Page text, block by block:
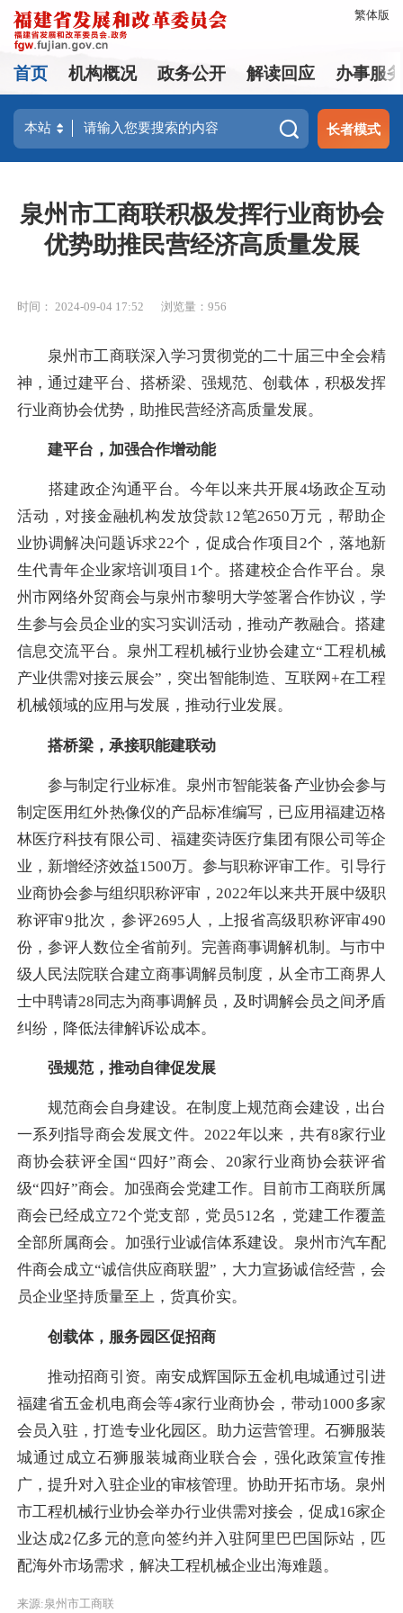
繁体版
首页 机构概况 政务公开 解读回应 办事服
长者模式
泉州市工商联积极发挥行业商协会
优势助推民营经济高质量发展
时间： 2024-09-04 17:52 浏览量：956
泉州市工商联深入学习贯彻党的二十届三中全会精
神，通过建平台、搭桥梁、强规范、创载体，积极发挥
行业商协会优势，助推民营经济高质量发展。
建平台，加强合作增动能
搭建政企沟通平台。今年以来共开展4场政企互动
活动，对接金融机构发放贷款12笔2650万元，帮助企
业协调解决问题诉求22个，促成合作项目2个，落地新
生代青年企业家培训项目1个。搭建校企合作平台。泉
州市网络外贸商会与泉州市黎明大学签署合作协议，学
生参与会员企业的实习实训活动，推动产教融合。搭建
信息交流平台。泉州工程机械行业协会建立“工程机械
产业供需对接云展会”，突出智能制造、互联网+在工程
机械领域的应用与发展，推动行业发展。
搭桥梁，承接职能建联动
参与制定行业标准。泉州市智能装备产业协会参与
制定医用红外热像仪的产品标准编写，已应用福建迈格
林医疗科技有限公司、福建奕诗医疗集团有限公司等企
业，新增经济效益1500万。参与职称评审工作。引导行
业商协会参与组织职称评审，2022年以来共开展中级职
称评审9批次，参评2695人，上报省高级职称评审490
份，参评人数位全省前列。完善商事调解机制。与市中
级人民法院联合建立商事调解员制度，从全市工商界人
士中聘请28同志为商事调解员，及时调解会员之间矛盾
纠纷，降低法律解诉讼成本。
强规范，推动自律促发展
规范商会自身建设。在制度上规范商会建设，出台
一系列指导商会发展文件。2022年以来，共有8家行业
商协会获评全国“四好”商会、20家行业商协会获评省
级“四好”商会。加强商会党建工作。目前市工商联所属
商会已经成立72个党支部，党员512名，党建工作覆盖
全部所属商会。加强行业诚信体系建设。泉州市汽车配
件商会成立“诚信供应商联盟”，大力宣扬诚信经营，会
员企业坚持质量至上，货真价实。
创载体，服务园区促招商
推动招商引资。南安成辉国际五金机电城通过引进
福建省五金机电商会等4家行业商协会，带动1000多家
会员入驻，打造专业化园区。助力运营管理。石狮服装
城通过成立石狮服装城商业联合会，强化政策宣传推
广，提升对入驻企业的审核管理。协助开拓市场。泉州
市工程机械行业协会举办行业供需对接会，促成16家企
业达成2亿多元的意向签约并入驻阿里巴巴国际站，匹
配海外市场需求，解决工程机械企业出海难题。
来源:泉州市工商联